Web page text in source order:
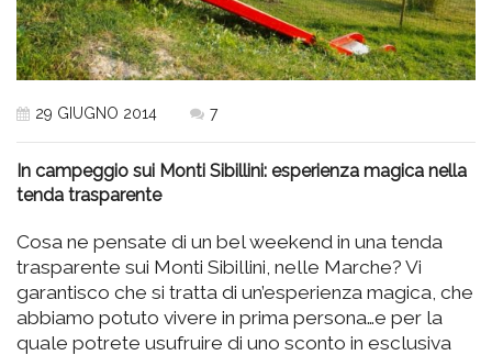
29 GIUGNO 2014 7
In campeggio sui Monti Sibillini: esperienza magica nella
tenda trasparente
Cosa ne pensate di un bel weekend in una tenda
trasparente sui Monti Sibillini, nelle Marche? Vi
garantisco che si tratta di un’esperienza magica, che
abbiamo potuto vivere in prima persona…e per la
quale potrete usufruire di uno sconto in esclusiva